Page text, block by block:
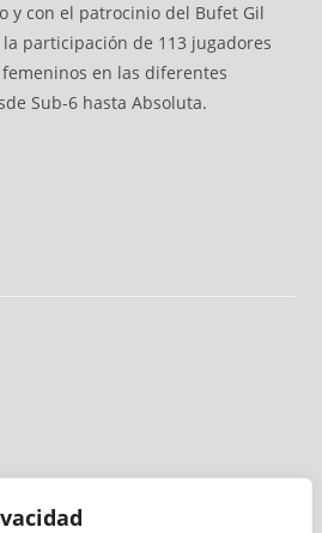
y con el patrocinio del Bufet Gil
la participación de 113 jugadores
en las diferentes
Sub-6 hasta Absoluta.